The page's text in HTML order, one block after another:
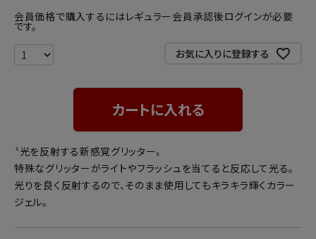
会員価格で購入するにはレギュラー会員承認後ログインが必要
です。
お気に入りに登録する
カートに入れる
〝光を反射する新感覚グリッター〟
特殊なグリッターがライトやフラッシュを当てると反応して光る。
光りを良く反射するので、そのまま使用してもキラキラ輝くカラー
ジェル。